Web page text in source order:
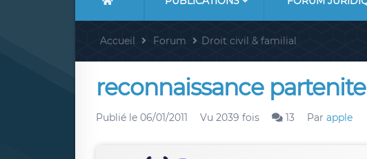
Accueil Forum Droit civil & familial
reconnaissance
Publié le 06/01/2011 Vu 2039 fois 13 Par apple